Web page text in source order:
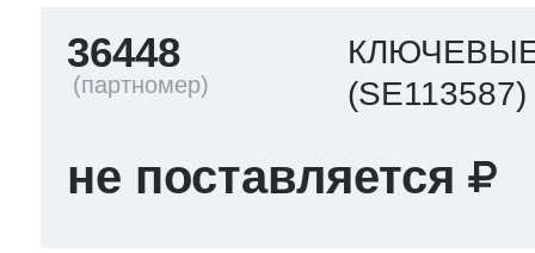
36448
(SE113587)
не поставляется